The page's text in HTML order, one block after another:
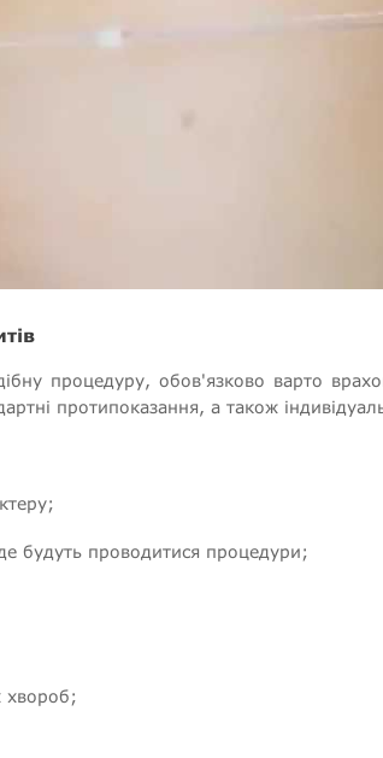
процедуру, обов'язково варто
протипоказання, а також
будуть проводитися процедури;
хвороб;